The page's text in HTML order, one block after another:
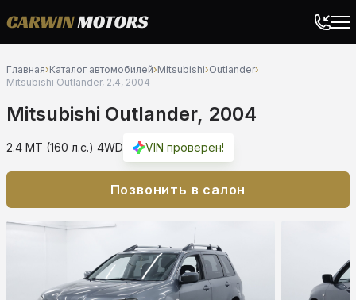
Главная›Каталог автомобилей›Mitsubishi›Outlander›
Mitsubishi Outlander, 2.4, 2004
Mitsubishi Outlander, 2004
2.4 MT (160 л.с.) 4WD VIN проверен!
Позвонить в салон